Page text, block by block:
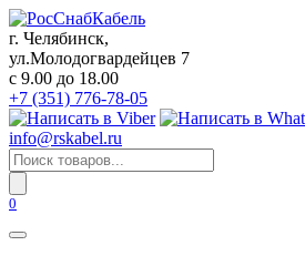
Перейти
к
содержанию
г. Челябинск,
ул.Молодогвардейцев 7
c 9.00 до 18.00
+7 (351) 776-78-05
info@rskabel.ru
Поиск
товаров
0